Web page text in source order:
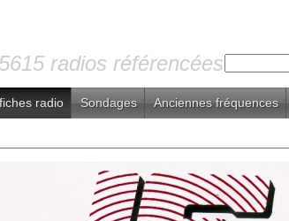
5615 radios référencées
radio Sondages Anciennes fréquences